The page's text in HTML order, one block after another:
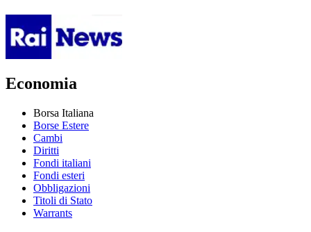
Economia
Borsa Italiana
Borse Estere
Cambi
Diritti
Fondi italiani
Fondi esteri
Obbligazioni
Titoli di Stato
Warrants